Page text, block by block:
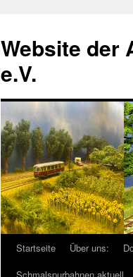
springen
Website der
e.V.
Startseite Über uns: